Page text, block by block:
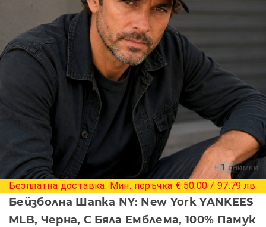
+ 1 снимки
Безплатна доставка. Мин. поръчка € 50.00 / 97.79 лв.
Бейзболна Шапка NY: New York YANKEES
MLB, Черна, С Бяла Емблема, 100% Памук